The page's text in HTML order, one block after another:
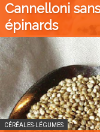
Cannelloni
épinards
CÉRÉALES-LÉGUMES